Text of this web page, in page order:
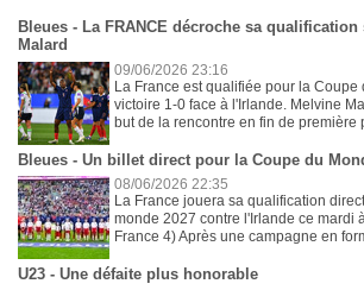
Bleues - La FRANCE décroche sa
Malard
09/06/2026 23:16
La France est qualifiée pour la Coupe
victoire 1-0 face à l'Irlande. Melvine
but de la rencontre en fin de première
Bleues - Un billet direct pour la Coupe du
08/06/2026 22:35
La France jouera sa qualification
monde 2027 contre l'Irlande ce mardi
France 4) Après une campagne en
U23 - Une défaite plus honorable